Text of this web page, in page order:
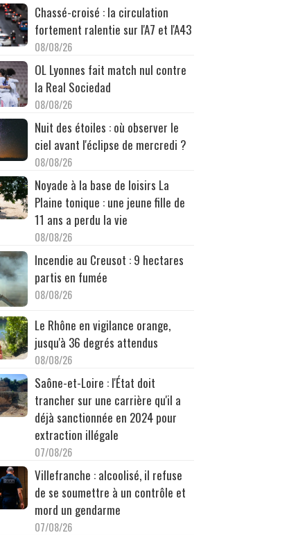
Chassé-croisé : la circulation
fortement ralentie sur l'A7 et l'A43
08/08/26
OL Lyonnes fait match nul contre
la Real Sociedad
08/08/26
Nuit des étoiles : où observer le
ciel avant l'éclipse de mercredi ?
08/08/26
Noyade à la base de loisirs La
Plaine tonique : une jeune fille de
11 ans a perdu la vie
08/08/26
Incendie au Creusot : 9 hectares
partis en fumée
08/08/26
Le Rhône en vigilance orange,
jusqu'à 36 degrés attendus
08/08/26
Saône-et-Loire : l'État doit
trancher sur une carrière qu'il a
déjà sanctionnée en 2024 pour
extraction illégale
07/08/26
Villefranche : alcoolisé, il refuse
de se soumettre à un contrôle et
mord un gendarme
07/08/26